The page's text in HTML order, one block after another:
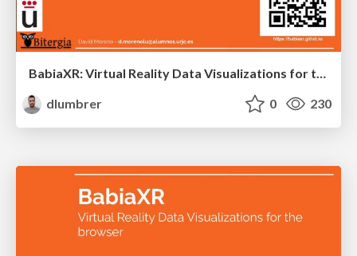
BabiaXR: Virtual Reality Data Visualizations for the Web
dlumbrer
0 230